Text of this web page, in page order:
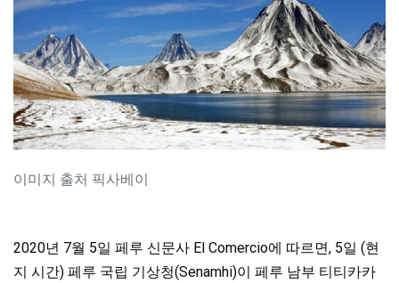
이미지 출처 픽사베이
2020년 7월 5일 페루 신문사 El Comercio에 따르면, 5일 (현
지 시간) 페루 국립 기상청(Senamhi)이 페루 남부 티티카카